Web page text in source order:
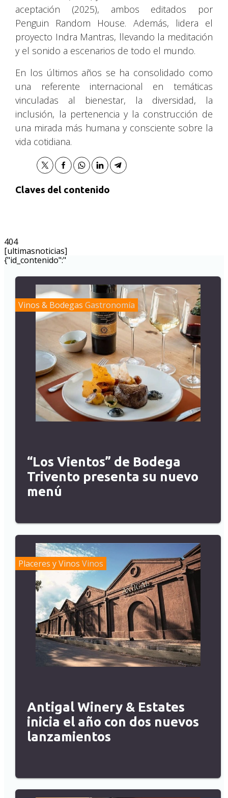
404
[ultimasnoticias]
aceptación (2025), ambos editados por
Penguin Random House. Además, lidera el
proyecto Indra Mantras, llevando la meditación
y el sonido a escenarios de todo el mundo.
En los últimos años se ha consolidado como
una referente internacional en temáticas
vinculadas al bienestar, la diversidad, la
inclusión, la pertenencia y la construcción de
una mirada más humana y consciente sobre la
vida cotidiana.
Claves del contenido
{"id_contenido":"
Vinos & Bodegas Gastronomía
“Los Vientos” de Bodega
Trivento presenta su nuevo
menú
Placeres y Vinos Vinos
Antigal Winery & Estates
inicia el año con dos nuevos
lanzamientos